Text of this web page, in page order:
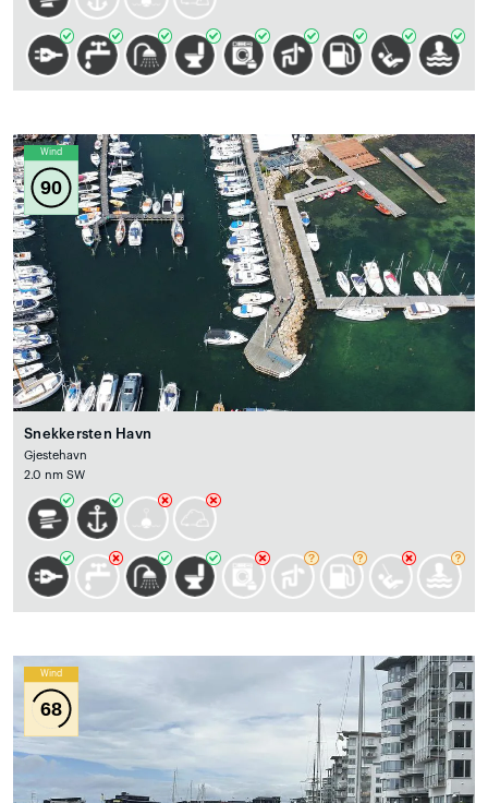
Wind
90
Snekkersten Havn
Gjestehavn
2.0 nm SW
Wind
68